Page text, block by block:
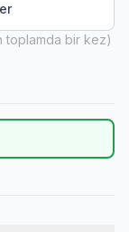
toplamda bir kez)